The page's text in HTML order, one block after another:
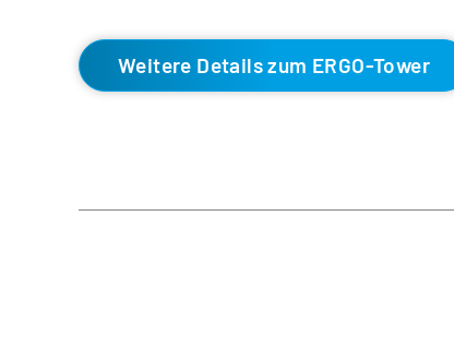
Weitere Details zum ERGO-Tower